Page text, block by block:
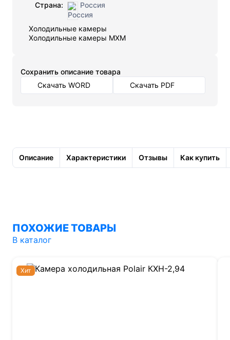
Страна:
Россия
Холодильные камеры
Холодильные камеры МХМ
Cохранить описание товара
Скачать WORD
Скачать PDF
Описание Характеристики Отзывы Как купить
ПОХОЖИЕ ТОВАРЫ
В каталог
Хит